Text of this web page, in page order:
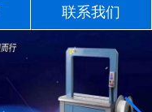
联系我们